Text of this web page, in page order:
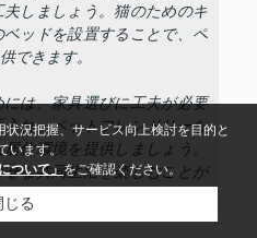
しましょう。猫のためのキ
ッドを設置することで、ペ
できます。
は、家具選びに工夫が必要
れ、ペットフレンドリーな
住環境を提供しましょう。
な共同生活を楽しむことが
況把握、サービス向上検討を目的と
います。
ついて」をご確認ください。
じる